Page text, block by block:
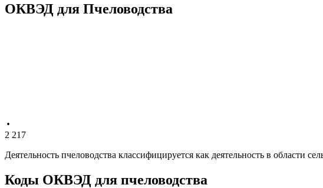
ОКВЭД для Пчеловодства
2 217
Деятельность пчеловодства классифицируется как деятельность в области
Коды ОКВЭД для пчеловодства